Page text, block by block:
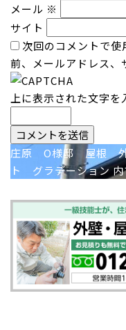
メール ※
サイト
次回のコメントで
前、メールアドレス、
上に表示された文字を
投
稿
ナ
ビ
ゲ
ー
庄原 O様邸 屋根 外
ト グラデーション